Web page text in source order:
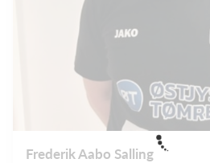
Frederik Aabo Salling